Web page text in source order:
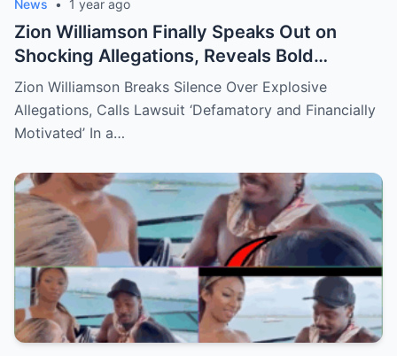
News • 1 year ago
Zion Williamson Finally Speaks Out on
Shocking Allegations, Reveals Bold
Response Plan
Zion Williamson Breaks Silence Over Explosive
Allegations, Calls Lawsuit ‘Defamatory and Financially
Motivated’ In a…